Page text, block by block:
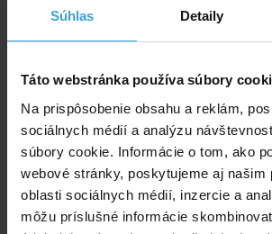
Súhlas Detaily
Táto webstránka používa súbory
Na prispôsobenie obsahu a reklám,
sociálnych médií a analýzu
súbory cookie. Informácie o tom, ako
webové stránky, poskytujeme aj našim
oblasti sociálnych médií, inzercie a
môžu príslušné informácie
Značka:
14,57 EUR bez DPH
Spýtajte sa predavača